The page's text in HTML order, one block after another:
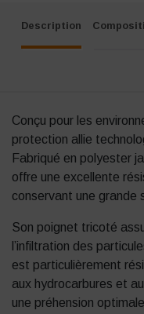
Description
Conçu pour les
protection allie
Fabriqué en polyester
offre une excellente
conservant une grande
Son poignet tricoté
l’infiltration des
est particulièrement
aux hydrocarbures et
une préhension